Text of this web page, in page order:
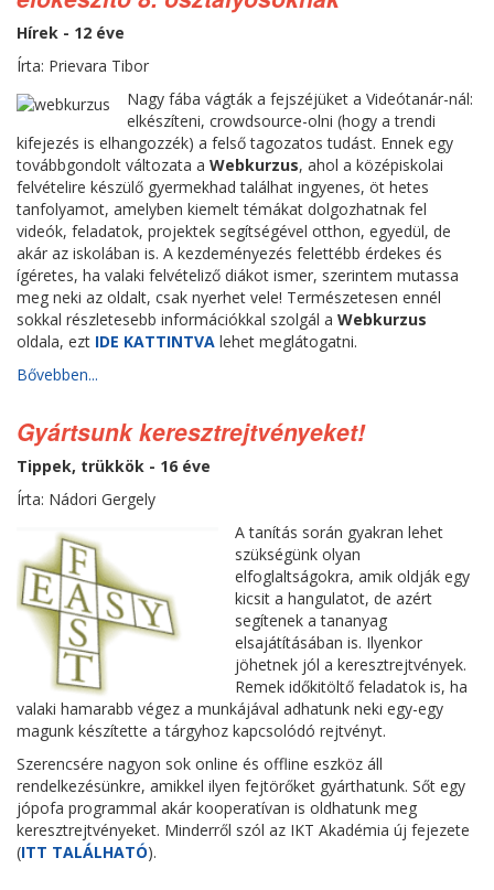
Hírek - 12 éve
Írta: Prievara Tibor
Nagy fába vágták a fejszéjüket a Videótanár-nál:
elkészíteni, crowdsource-olni (hogy a trendi
kifejezés is elhangozzék) a felső tagozatos tudást. Ennek egy
továbbgondolt változata a Webkurzus, ahol a középiskolai
felvételire készülő gyermekhad találhat ingyenes, öt hetes
tanfolyamot, amelyben kiemelt témákat dolgozhatnak fel
videók, feladatok, projektek segítségével otthon, egyedül, de
akár az iskolában is. A kezdeményezés felettébb érdekes és
ígéretes, ha valaki felvételiző diákot ismer, szerintem mutassa
meg neki az oldalt, csak nyerhet vele! Természetesen ennél
sokkal részletesebb információkkal szolgál a Webkurzus
oldala, ezt IDE KATTINTVA lehet meglátogatni.
Bővebben...
Gyártsunk keresztrejtvényeket!
Tippek, trükkök - 16 éve
Írta: Nádori Gergely
A tanítás során gyakran lehet
szükségünk olyan
elfoglaltságokra, amik oldják egy
kicsit a hangulatot, de azért
segítenek a tananyag
elsajátításában is. Ilyenkor
jöhetnek jól a keresztrejtvények.
Remek időkitöltő feladatok is, ha
valaki hamarabb végez a munkájával adhatunk neki egy-egy
magunk készítette a tárgyhoz kapcsolódó rejtvényt.
Szerencsére nagyon sok online és offline eszköz áll
rendelkezésünkre, amikkel ilyen fejtörőket gyárthatunk. Sőt egy
jópofa programmal akár kooperatívan is oldhatunk meg
keresztrejtvényeket. Minderről szól az IKT Akadémia új fejezete
(ITT TALÁLHATÓ).